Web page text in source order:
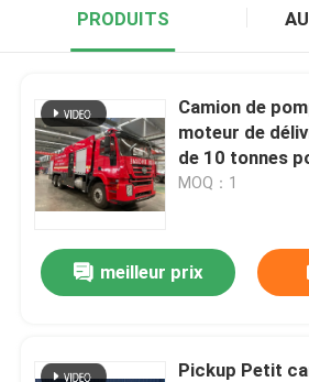
PRODUITS
Camion de
moteur de
de 10 tonnes
l'incendie de
MOQ：1
meilleur prix
Pickup Petit